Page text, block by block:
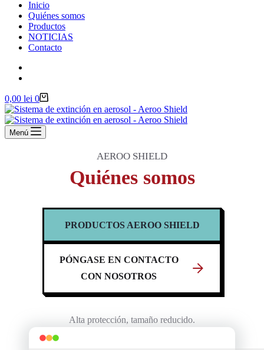
Inicio
Quiénes somos
Productos
NOTICIAS
Contacto
Carro
de
compra
0,00 lei 0
Menú
AEROO SHIELD
Quiénes somos
PRODUCTOS AEROO SHIELD
PÓNGASE EN CONTACTO
CON NOSOTROS
Alta protección, tamaño reducido.